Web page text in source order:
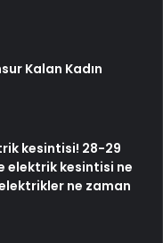
Kalan Kadın
kesintisi! 28-29
elektrik kesintisi ne
ne zaman